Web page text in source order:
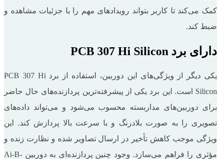
کمک می‌کند تا کاربر بتواند رویدادهای مهم را با جزئیات مشاهده و
ضبط کند.
دارای برد PCB 307 Hi Silicon
یکی دیگر از ویژگی‌های این دوربین، استفاده از برد PCB 307 Hi
Silicon است. این برد یکی از پیشرفته‌ترین پردازنده‌های حال حاضر
برای دوربین‌های مداربسته محسوب می‌شود و می‌تواند داده‌های
تصویری را به صورت بلادرنگ و با سرعت بالا پردازش کند. این
ویژگی موجب کاهش تأخیر در ارسال تصاویر شده و نظارت زنده و
مؤثری را فراهم می‌سازد. وجود چنین پردازنده‌ای به دوربین Ai-B-